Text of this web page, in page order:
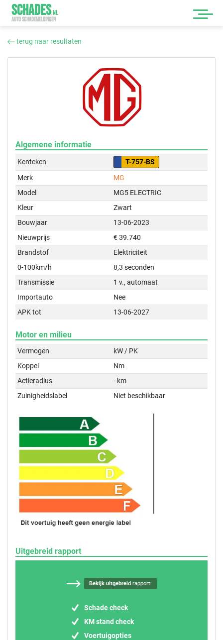
SCHADES.NL
AUTO SCHADEMELDINGEN
terug naar resultaten
Algemene informatie
Kenteken
T-757-BS
Merk
MG
Model
MG5 ELECTRIC
Kleur
Zwart
Bouwjaar
13-06-2023
Nieuwprijs
€ 39.740
Brandstof
Elektriciteit
0-100km/h
8,3 seconden
Transmissie
1 v., automaat
Importauto
Nee
APK tot
13-06-2027
Motor en milieu
Vermogen
kW / PK
Koppel
Nm
Actieradius
- km
Zuinigheidslabel
Niet beschikbaar
Uitgebreid rapport
Bekijk uitgebreidrapport:
Schade check
KM stand check
Voertuigopties